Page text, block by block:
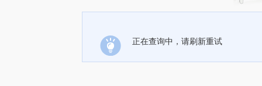
正在查询中，请刷新重试